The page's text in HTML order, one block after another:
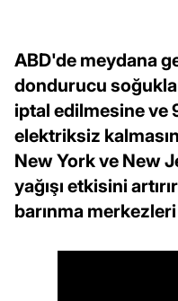
ABD'de meydana
dondurucu
iptal edilmesine ve
elektriksiz
New York ve New
yağışı etkisini
barınma merkezleri